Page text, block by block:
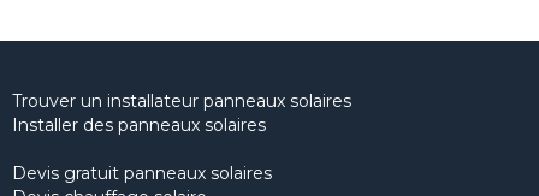
Trouver un installateur panneaux solaires
Installer des panneaux solaires
Devis gratuit panneaux solaires